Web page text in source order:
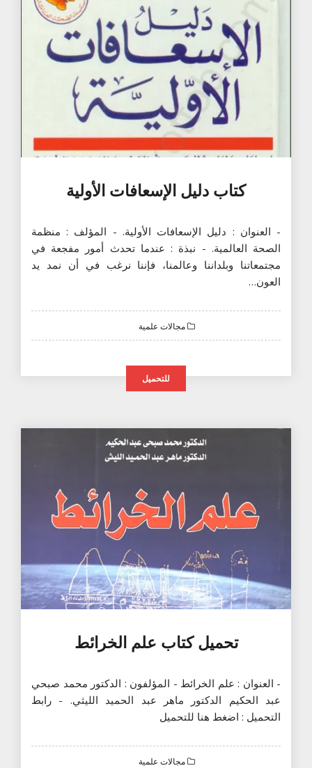
كتاب دليل الإسعافات الأولية
- العنوان : دليل الإسعافات الأولية. - المؤلف : منظمة
الصحة العالمية. - نبذة : عندما تحدث أمور مفجعة في
مجتمعاتنا وبلداننا وعالمنا، فإننا نرغب في أن نمد يد
العون…
مجالات علمية
للتحميل
تحميل كتاب علم الخرائط
- العنوان : علم الخرائط - المؤلفون : الدكتور محمد صبحي
عبد الحكيم الدكتور ماهر عبد الحميد الليثي. - رابط
التحميل : اضغط هنا للتحميل
مجالات علمية